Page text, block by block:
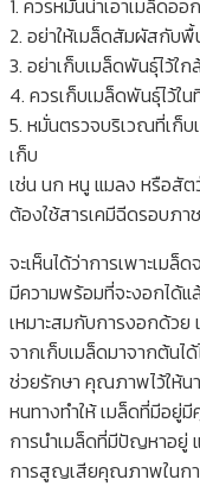
2. อย่าให้เมล็ดสัมผัสกับ
3. อย่าเก็บเมล็ดพันธุ์ไว้ใ
4. ควรเก็บเมล็ดพันธุ์ไว้ใ
5. หมั่นตรวจบริเวณที่เก็บ
เก็บ
เช่น นก หนู แมลง หรือสั
ต้องใช้สารเคมีฉีดรอบภา
จะเห็นได้ว่าการเพาะเม
มีความพร้อมที่จะงอกได้
เหมาะสมกับการงอกด้วย
จากเก็บเมล็ดมาจากต้นไ
ช่วยรักษา คุณภาพไว้ให้น
หนทางทำให้ เมล็ดที่มีอยู่
การนำเมล็ดที่มีปัญหาอยู่
การสูญเสียคุณภาพในก